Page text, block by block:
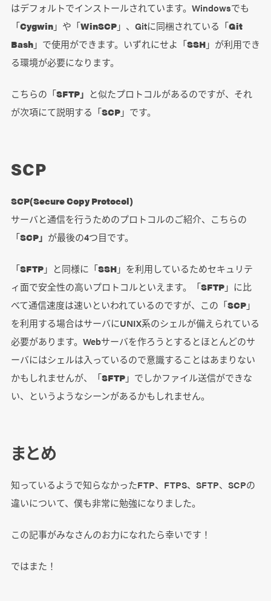
はデフォルトでインストールされています。Windowsでも
「Cygwin」や「WinSCP」、Gitに同梱されている「Git
Bash」で使用ができます。いずれにせよ「SSH」が利用でき
る環境が必要になります。
こちらの「SFTP」 と似たプロトコルがあるのですが、それ
が次項にて説明する「SCP」です。
SCP
SCP(Secure Copy Protocol)
サーバと通信を行うためのプロトコルのご紹介、こちらの
「SCP」 が最後の4つ目です。
「SFTP」と同様に「SSH」を利用しているためセキュリテ
ィ面で安全性の高いプロトコルといえます。「SFTP」に比
べて通信速度は速いといわれているのですが、この「SCP」
を利用する場合はサーバにUNIX系のシェルが備えられている
必要があります。Webサーバを作ろうとするとほとんどのサ
ーバにはシェルは入っているので意識することはあまりない
かもしれませんが、「SFTP」でしかファイル送信ができな
い、というようなシーンがあるかもしれません。
まとめ
知っているようで知らなかったFTP、FTPS、SFTP、SCPの
違いについて、僕も非常に勉強になりました。
この記事がみなさんのお力になれたら幸いです！
ではまた！